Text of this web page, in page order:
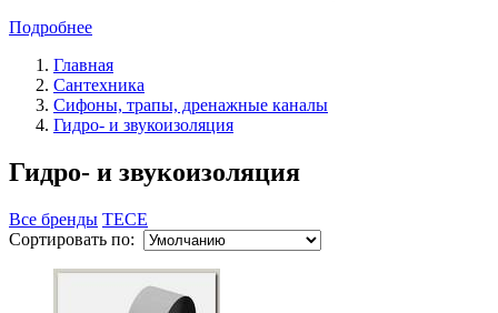
Подробнее
Главная
Сантехника
Сифоны, трапы, дренажные каналы
Гидро- и звукоизоляция
Гидро- и звукоизоляция
Все бренды TECE
Сортировать по: